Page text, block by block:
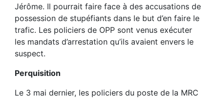
Jérôme. Il pourrait faire face à des accusations de
possession de stupéfiants dans le but d’en faire le
trafic. Les policiers de OPP sont venus exécuter
les mandats d’arrestation qu’ils avaient envers le
suspect.
Perquisition
Le 3 mai dernier, les policiers du poste de la MRC